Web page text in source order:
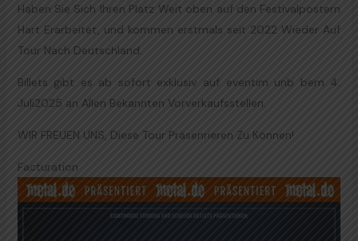
Haben Sie Sich Ihren Platz Weit oben auf den Festivalpostern
Hart Erarbeitet, und kommen erstmals seit 2022 Wieder Auf
Tour Nach Deutschland.
Billets gibt es ab sofort exklusiv auf eventim unb bem 4.
Juli2025 an Allen Bekannten Vorverkaufsstellen.
WIR FREUEN UNS, Diese Tour Präsenrieren Zu Können!
Facturation